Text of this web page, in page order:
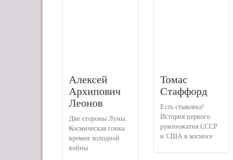
Алексей
Архипович
Леонов
Две стороны Луны.
Космическая гонка
времен холодной
войны
Томас
Стаффорд
Есть стыковка!
История первого
рукопожатия СССР
и США в космосе